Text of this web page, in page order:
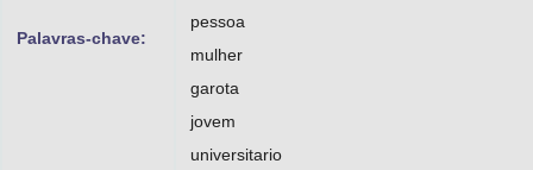
Palavras-chave:
pessoa
mulher
garota
jovem
universitario